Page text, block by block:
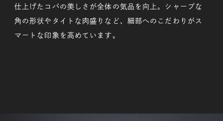
仕上げたコバの美しさが全体の気品を向上。シャープな
角の形状やタイトな肉盛りなど、細部へのこだわりがス
マートな印象を高めています。